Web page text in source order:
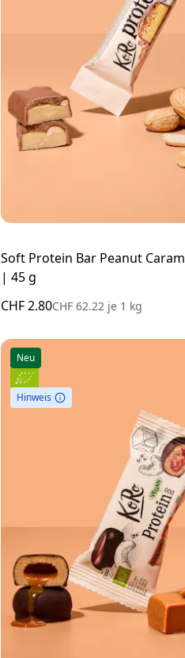
Soft Protein Bar Peanut
| 45 g
CHF 2.80CHF 62.22 je 1 kg
Neu
Hinweis